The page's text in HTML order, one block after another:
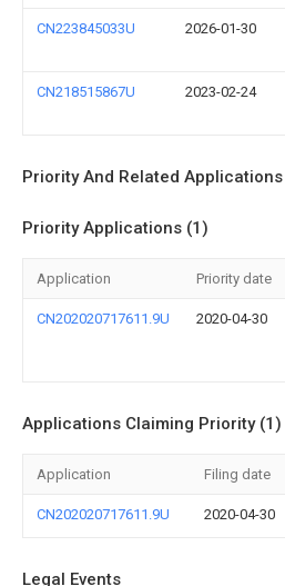
CN223845033U 2026-01-30
CN218515867U 2023-02-24
Priority And Related Applications
Priority Applications (1)
Application Priority date
CN202020717611.9U 2020-04-30
Applications Claiming Priority (1)
Application Filing date
CN202020717611.9U 2020-04-30
Legal Events